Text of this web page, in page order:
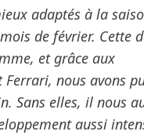
adaptés à la
de février. Cette
et grâce aux
Ferrari, nous avons
Sans elles, il nous
aussi